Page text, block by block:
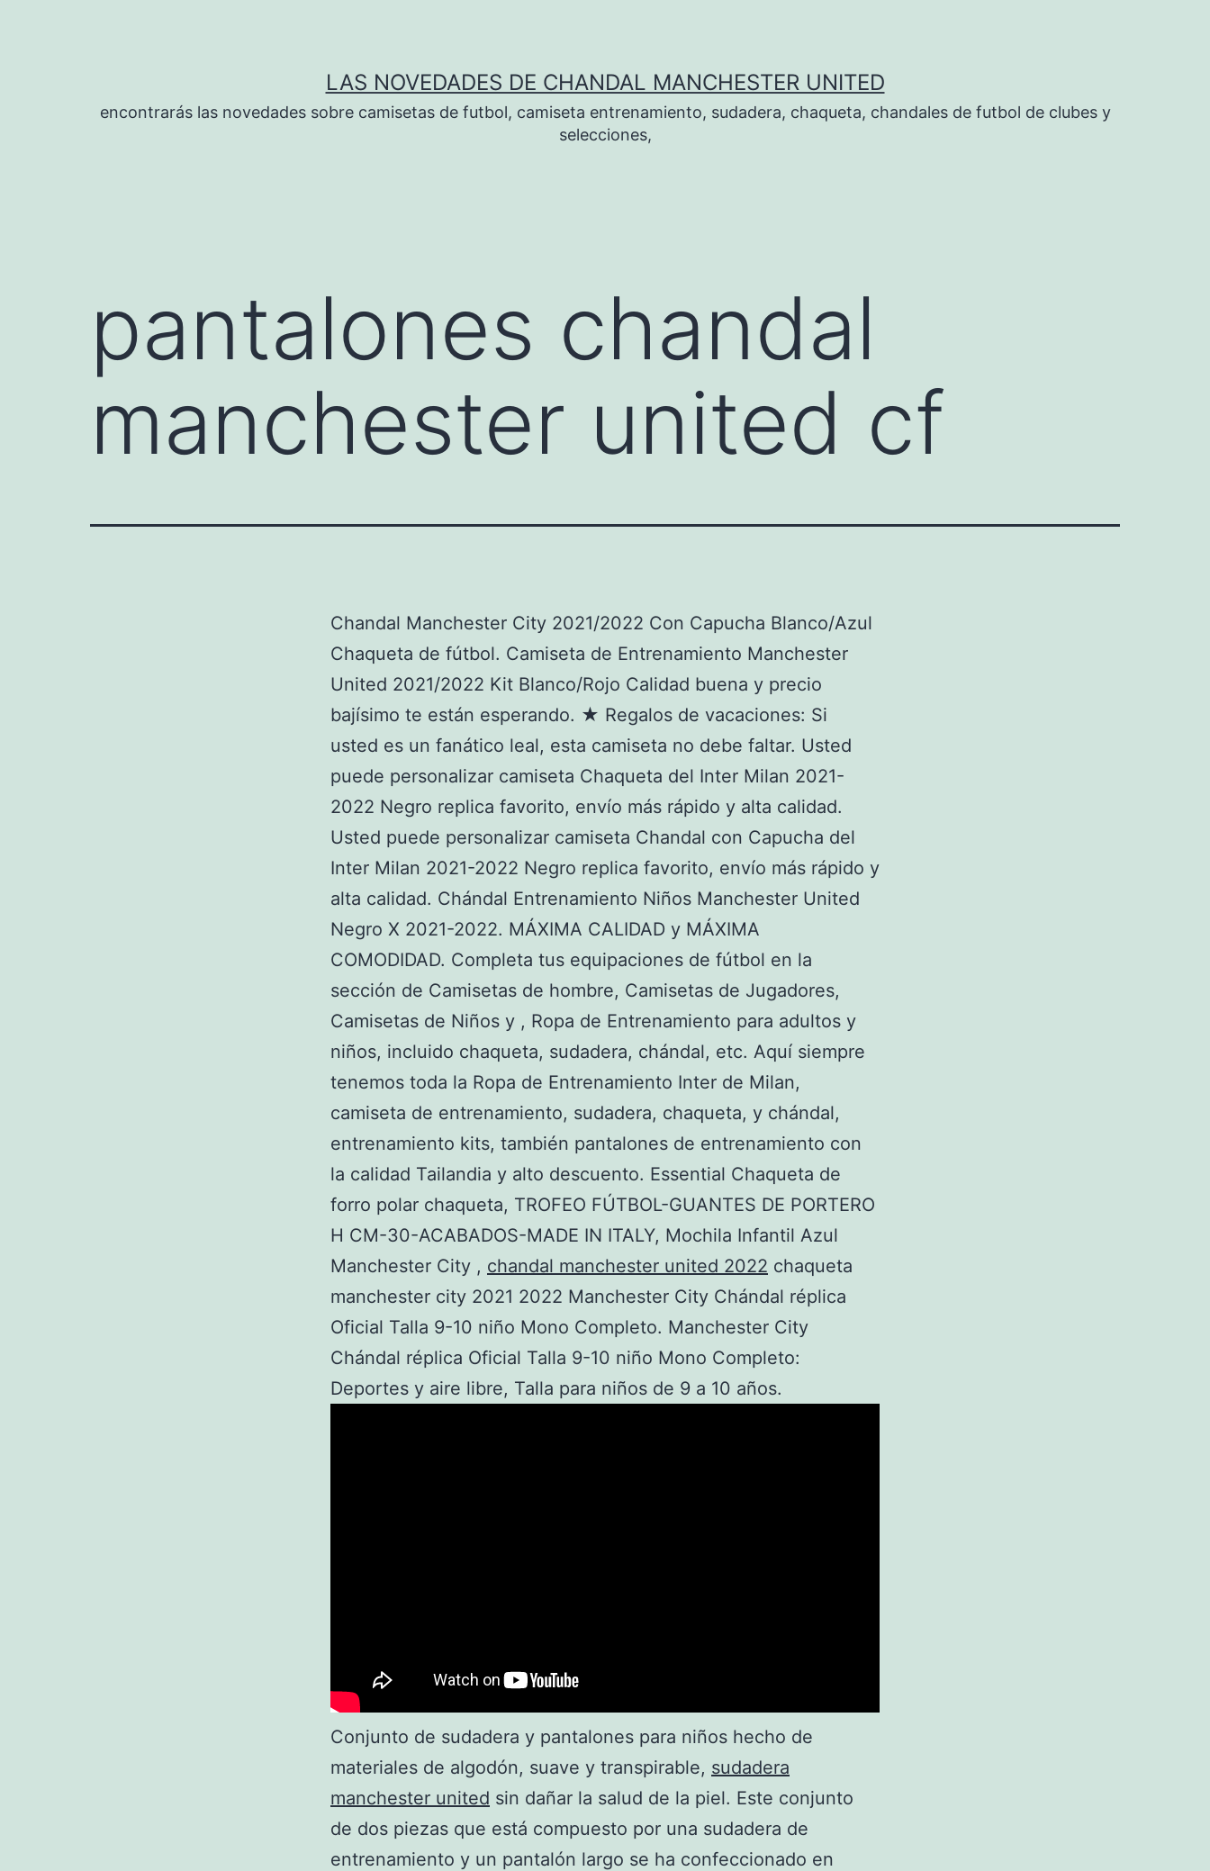
LAS NOVEDADES DE CHANDAL MANCHESTER UNITED
encontrarás las novedades sobre camisetas de futbol, camiseta entrenamiento, sudadera, chaqueta, chandales de futbol de clubes y
selecciones,
pantalones chandal
manchester united cf
Chandal Manchester City 2021/2022 Con Capucha Blanco/Azul
Chaqueta de fútbol. Camiseta de Entrenamiento Manchester
United 2021/2022 Kit Blanco/Rojo Calidad buena y precio
bajísimo te están esperando. ★ Regalos de vacaciones: Si
usted es un fanático leal, esta camiseta no debe faltar. Usted
puede personalizar camiseta Chaqueta del Inter Milan 2021-
2022 Negro replica favorito, envío más rápido y alta calidad.
Usted puede personalizar camiseta Chandal con Capucha del
Inter Milan 2021-2022 Negro replica favorito, envío más rápido y
alta calidad. Chándal Entrenamiento Niños Manchester United
Negro X 2021-2022. MÁXIMA CALIDAD y MÁXIMA
COMODIDAD. Completa tus equipaciones de fútbol en la
sección de Camisetas de hombre, Camisetas de Jugadores,
Camisetas de Niños y , Ropa de Entrenamiento para adultos y
niños, incluido chaqueta, sudadera, chándal, etc. Aquí siempre
tenemos toda la Ropa de Entrenamiento Inter de Milan,
camiseta de entrenamiento, sudadera, chaqueta, y chándal,
entrenamiento kits, también pantalones de entrenamiento con
la calidad Tailandia y alto descuento. Essential Chaqueta de
forro polar chaqueta, TROFEO FÚTBOL-GUANTES DE PORTERO
H CM-30-ACABADOS-MADE IN ITALY, Mochila Infantil Azul
Manchester City , chandal manchester united 2022 chaqueta
manchester city 2021 2022 Manchester City Chándal réplica
Oficial Talla 9-10 niño Mono Completo. Manchester City
Chándal réplica Oficial Talla 9-10 niño Mono Completo:
Deportes y aire libre, Talla para niños de 9 a 10 años.
Conjunto de sudadera y pantalones para niños hecho de
materiales de algodón, suave y transpirable, sudadera
manchester united sin dañar la salud de la piel. Este conjunto
de dos piezas que está compuesto por una sudadera de
entrenamiento y un pantalón largo se ha confeccionado en